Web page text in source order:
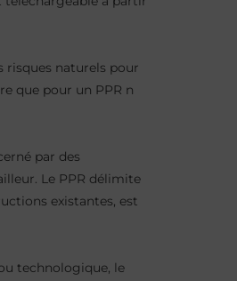
risques naturels pour
que pour un PPR n
par des
Le PPR délimite
existantes, est
technologique, le